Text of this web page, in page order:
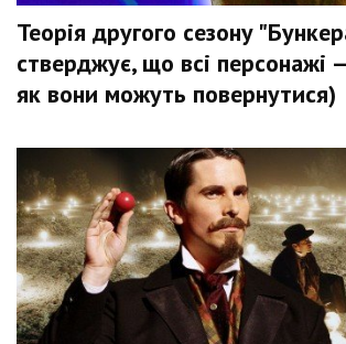
Теорія другого сезону
стверджує, що всі персонажі
як вони можуть повернутися)